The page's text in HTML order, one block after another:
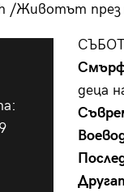
/Животът през
деца